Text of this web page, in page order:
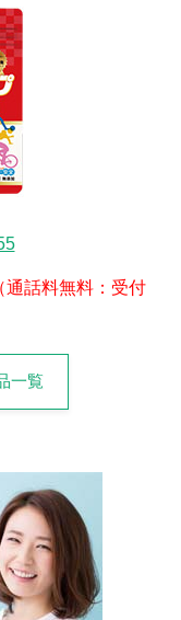
（通話料無料：受付
一覧